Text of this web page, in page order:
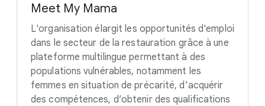
Meet My Mama
L'organisation élargit les opportunités d'emploi
dans le secteur de la restauration grâce à une
plateforme multilingue permettant à des
populations vulnérables, notamment les
femmes en situation de précarité, d’acquérir
des compétences, d’obtenir des qualifications